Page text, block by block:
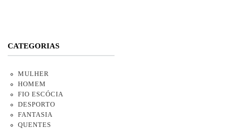
CATEGORIAS
MULHER
HOMEM
FIO ESCÓCIA
DESPORTO
FANTASIA
QUENTES